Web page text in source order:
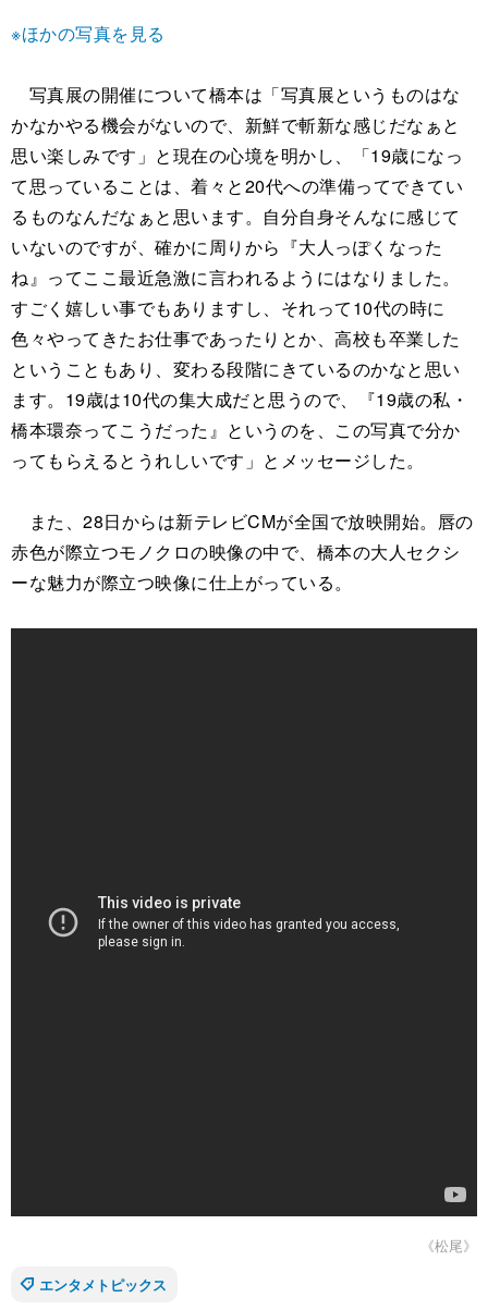
※ほかの写真を見る
写真展の開催について橋本は「写真展というものはな
かなかやる機会がないので、新鮮で斬新な感じだなぁと
思い楽しみです」と現在の心境を明かし、「19歳になっ
て思っていることは、着々と20代への準備ってできてい
るものなんだなぁと思います。自分自身そんなに感じて
いないのですが、確かに周りから『大人っぽくなった
ね』ってここ最近急激に言われるようにはなりました。
すごく嬉しい事でもありますし、それって10代の時に
色々やってきたお仕事であったりとか、高校も卒業した
ということもあり、変わる段階にきているのかなと思い
ます。19歳は10代の集大成だと思うので、『19歳の私・
橋本環奈ってこうだった』というのを、この写真で分か
ってもらえるとうれしいです」とメッセージした。
また、28日からは新テレビCMが全国で放映開始。唇の
赤色が際立つモノクロの映像の中で、橋本の大人セクシ
ーな魅力が際立つ映像に仕上がっている。
《松尾》
エンタメトピックス